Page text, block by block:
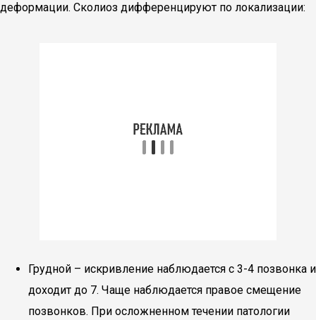
деформации. Сколиоз дифференцируют по локализации:
Грудной – искривление наблюдается с 3-4 позвонка и
доходит до 7. Чаще наблюдается правое смещение
позвонков. При осложненном течении патологии